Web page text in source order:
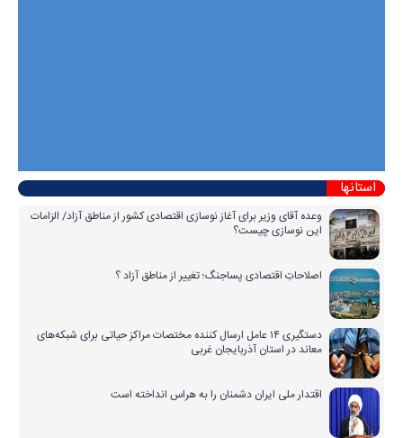
استانها
وعده آقای وزیر برای آغاز نوسازی اقتصادی کشور از مناطق آزاد/ الزامات
این نوسازی چیست؟
اصلاحاتِ اقتصادی پساجنگ؛ تغییر از مناطق آزاد ؟
دستگیری ۱۴ عامل ارسال کننده مختصات مراکز حیاتی برای شبکه‌های
معاند در استان آذربایجان غربی
اقتدار ملی ایران دشمنان را به هراس انداخته است